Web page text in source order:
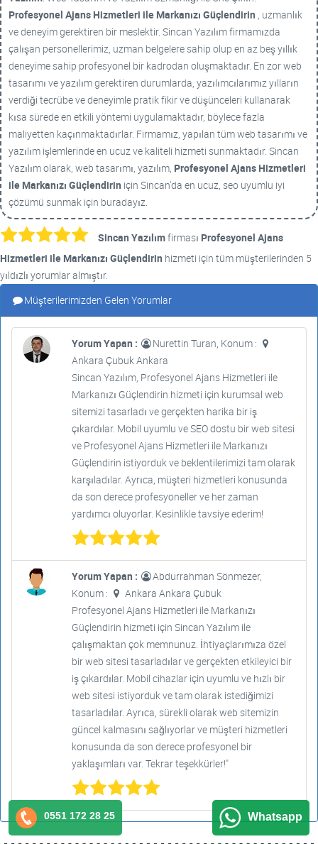
Profesyonel Ajans Hizmetleri ile Markanızı Güçlendirin , uzmanlık
ve deneyim gerektiren bir meslektir. Sincan Yazılım firmamızda
çalışan personellerimiz, uzman belgelere sahip olup en az beş yıllık
deneyime sahip profesyonel bir kadrodan oluşmaktadır. En zor web
tasarımı ve yazılım gerektiren durumlarda, yazılımcılarımız yılların
verdiği tecrübe ve deneyimle pratik fikir ve düşünceleri kullanarak
kısa sürede en etkili yöntemi uygulamaktadır, böylece fazla
maliyetten kaçınmaktadırlar. Firmamız, yapılan tüm web tasarımı ve
yazılım işlemlerinde en ucuz ve kaliteli hizmeti sunmaktadır. Sincan
Yazılım olarak, web tasarımı, yazılım, Profesyonel Ajans Hizmetleri
ile Markanızı Güçlendirin için Sincan'da en ucuz, seo uyumlu iyi
çözümü sunmak için buradayız.
Sincan Yazılımfirması Profesyonel Ajans
Hizmetleri ile Markanızı Güçlendirin hizmeti için tüm müşterilerinden 5
yıldızlı yorumlar almıştır.
Müşterilerimizden Gelen Yorumlar
Yorum Yapan :
Nurettin Turan, Konum :
Ankara Çubuk Ankara
Sincan Yazılım, Profesyonel Ajans Hizmetleri ile
Markanızı Güçlendirin hizmeti için kurumsal web
sitemizi tasarladı ve gerçekten harika bir iş
çıkardılar. Mobil uyumlu ve SEO dostu bir web sitesi
ve Profesyonel Ajans Hizmetleri ile Markanızı
Güçlendirin istiyorduk ve beklentilerimizi tam olarak
karşıladılar. Ayrıca, müşteri hizmetleri konusunda
da son derece profesyoneller ve her zaman
yardımcı oluyorlar. Kesinlikle tavsiye ederim!
Yorum Yapan :
Abdurrahman Sönmezer,
Konum :
Ankara Ankara Çubuk
Profesyonel Ajans Hizmetleri ile Markanızı
Güçlendirin hizmeti için Sincan Yazılım ile
çalışmaktan çok memnunuz. İhtiyaçlarımıza özel
bir web sitesi tasarladılar ve gerçekten etkileyici bir
iş çıkardılar. Mobil cihazlar için uyumlu ve hızlı bir
web sitesi istiyorduk ve tam olarak istediğimizi
tasarladılar. Ayrıca, sürekli olarak web sitemizin
güncel kalmasını sağlıyorlar ve müşteri hizmetleri
konusunda da son derece profesyonel bir
yaklaşımları var. Tekrar teşekkürler!"
0551 172 28 25 Whatsapp